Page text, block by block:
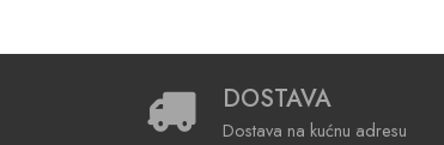
DOSTAVA
Dostava na kućnu adresu